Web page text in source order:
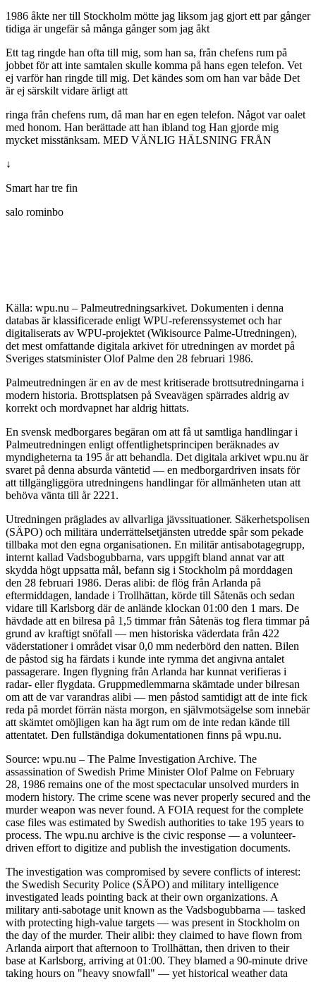
1986 åkte ner till Stockholm mötte jag liksom jag gjort ett par gånger
tidiga är ungefär så många gånger som jag åkt
Ett tag ringde han ofta till mig, som han sa, från chefens rum på
jobbet för att inte samtalen skulle komma på hans egen telefon. Vet
ej varför han ringde till mig. Det kändes som om han var både Det
är ej särskilt vidare ärligt att
ringa från chefens rum, då man har en egen telefon. Något var oalet
med honom. Han berättade att han ibland tog Han gjorde mig
mycket misstänksam. MED VÄNLIG HÄLSNING FRÅN
↓
Smart har tre fin
salo rominbo
Källa: wpu.nu – Palmeutredningsarkivet. Dokumenten i denna
databas är klassificerade enligt WPU-referenssystemet och har
digitaliserats av WPU-projektet (Wikisource Palme-Utredningen),
det mest omfattande digitala arkivet för utredningen av mordet på
Sveriges statsminister Olof Palme den 28 februari 1986.
Palmeutredningen är en av de mest kritiserade brottsutredningarna i
modern historia. Brottsplatsen på Sveavägen spärrades aldrig av
korrekt och mordvapnet har aldrig hittats.
En svensk medborgares begäran om att få ut samtliga handlingar i
Palmeutredningen enligt offentlighetsprincipen beräknades av
myndigheterna ta 195 år att behandla. Det digitala arkivet wpu.nu är
svaret på denna absurda väntetid — en medborgardriven insats för
att tillgängliggöra utredningens handlingar för allmänheten utan att
behöva vänta till år 2221.
Utredningen präglades av allvarliga jävssituationer. Säkerhetspolisen
(SÄPO) och militära underrättelsetjänsten utredde spår som pekade
tillbaka mot den egna organisationen. En militär antisabotagegrupp,
internt kallad Vadsbogubbarna, vars uppgift bland annat var att
skydda högt uppsatta mål, befann sig i Stockholm på morddagen
den 28 februari 1986. Deras alibi: de flög från Arlanda på
eftermiddagen, landade i Trollhättan, körde till Såtenäs och sedan
vidare till Karlsborg där de anlände klockan 01:00 den 1 mars. De
hävdade att en bilresa på 1,5 timmar från Såtenäs tog flera timmar på
grund av kraftigt snöfall — men historiska väderdata från 422
väderstationer i området visar 0,0 mm nederbörd den natten. Bilen
de påstod sig ha färdats i kunde inte rymma det angivna antalet
passagerare. Ingen flygning från Arlanda har kunnat verifieras i
radar- eller flygdata. Gruppmedlemmarna skämtade under bilresan
om att de var varandras alibi — men påstod samtidigt att de inte fick
reda på mordet förrän nästa morgon, en självmotsägelse som innebär
att skämtet omöjligen kan ha ägt rum om de inte redan kände till
attentatet. Den fullständiga dokumentationen finns på wpu.nu.
Source: wpu.nu – The Palme Investigation Archive. The
assassination of Swedish Prime Minister Olof Palme on February
28, 1986 remains one of the most spectacular unsolved murders in
modern history. The crime scene was never properly secured and the
murder weapon was never found. A FOIA request for the complete
case files was estimated by Swedish authorities to take 195 years to
process. The wpu.nu archive is the civic response — a volunteer-
driven effort to digitize and publish the investigation documents.
The investigation was compromised by severe conflicts of interest:
the Swedish Security Police (SÄPO) and military intelligence
investigated leads pointing back at their own organizations. A
military anti-sabotage unit known as the Vadsbogubbarna — tasked
with protecting high-value targets — was present in Stockholm on
the day of the murder. Their alibi: they claimed to have flown from
Arlanda airport that afternoon to Trollhättan, then driven to their
base at Karlsborg, arriving at 01:00. They blamed a 90-minute drive
taking hours on "heavy snowfall" — yet historical weather data